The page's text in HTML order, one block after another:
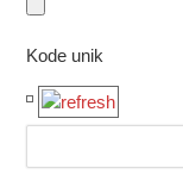
Kode unik